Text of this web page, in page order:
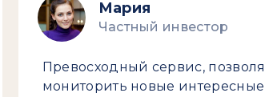
Мария
Частный инвестор
Превосходный сервис,
мониторить новые